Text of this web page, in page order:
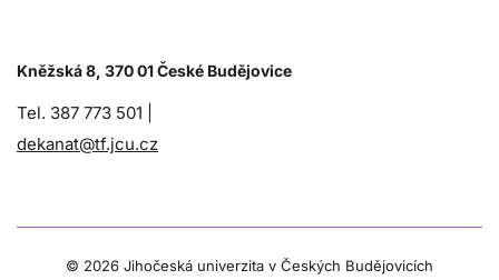
Kněžská 8, 370 01 České Budějovice
Tel. 387 773 501 |
dekanat@tf.jcu.cz
© 2026 Jihočeská univerzita v Českých Budějovicích